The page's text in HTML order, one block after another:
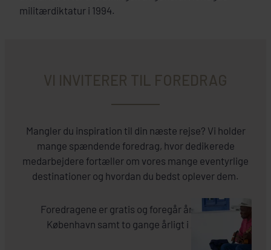
militærdiktatur i 1994.
VI INVITERER TIL FOREDRAG
Mangler du inspiration til din næste rejse? Vi holder
mange spændende foredrag, hvor dedikerede
medarbejdere fortæller om vores mange eventyrlige
destinationer og hvordan du bedst oplever dem.
Foredragene er gratis og foregår året rundt i
København samt to gange årligt i Aarhus.